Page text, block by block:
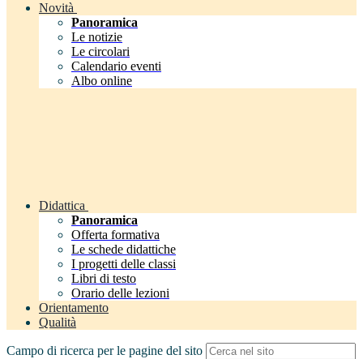
Novità
Panoramica
Le notizie
Le circolari
Calendario eventi
Albo online
Didattica
Panoramica
Offerta formativa
Le schede didattiche
I progetti delle classi
Libri di testo
Orario delle lezioni
Orientamento
Qualità
Campo di ricerca per le pagine del sito